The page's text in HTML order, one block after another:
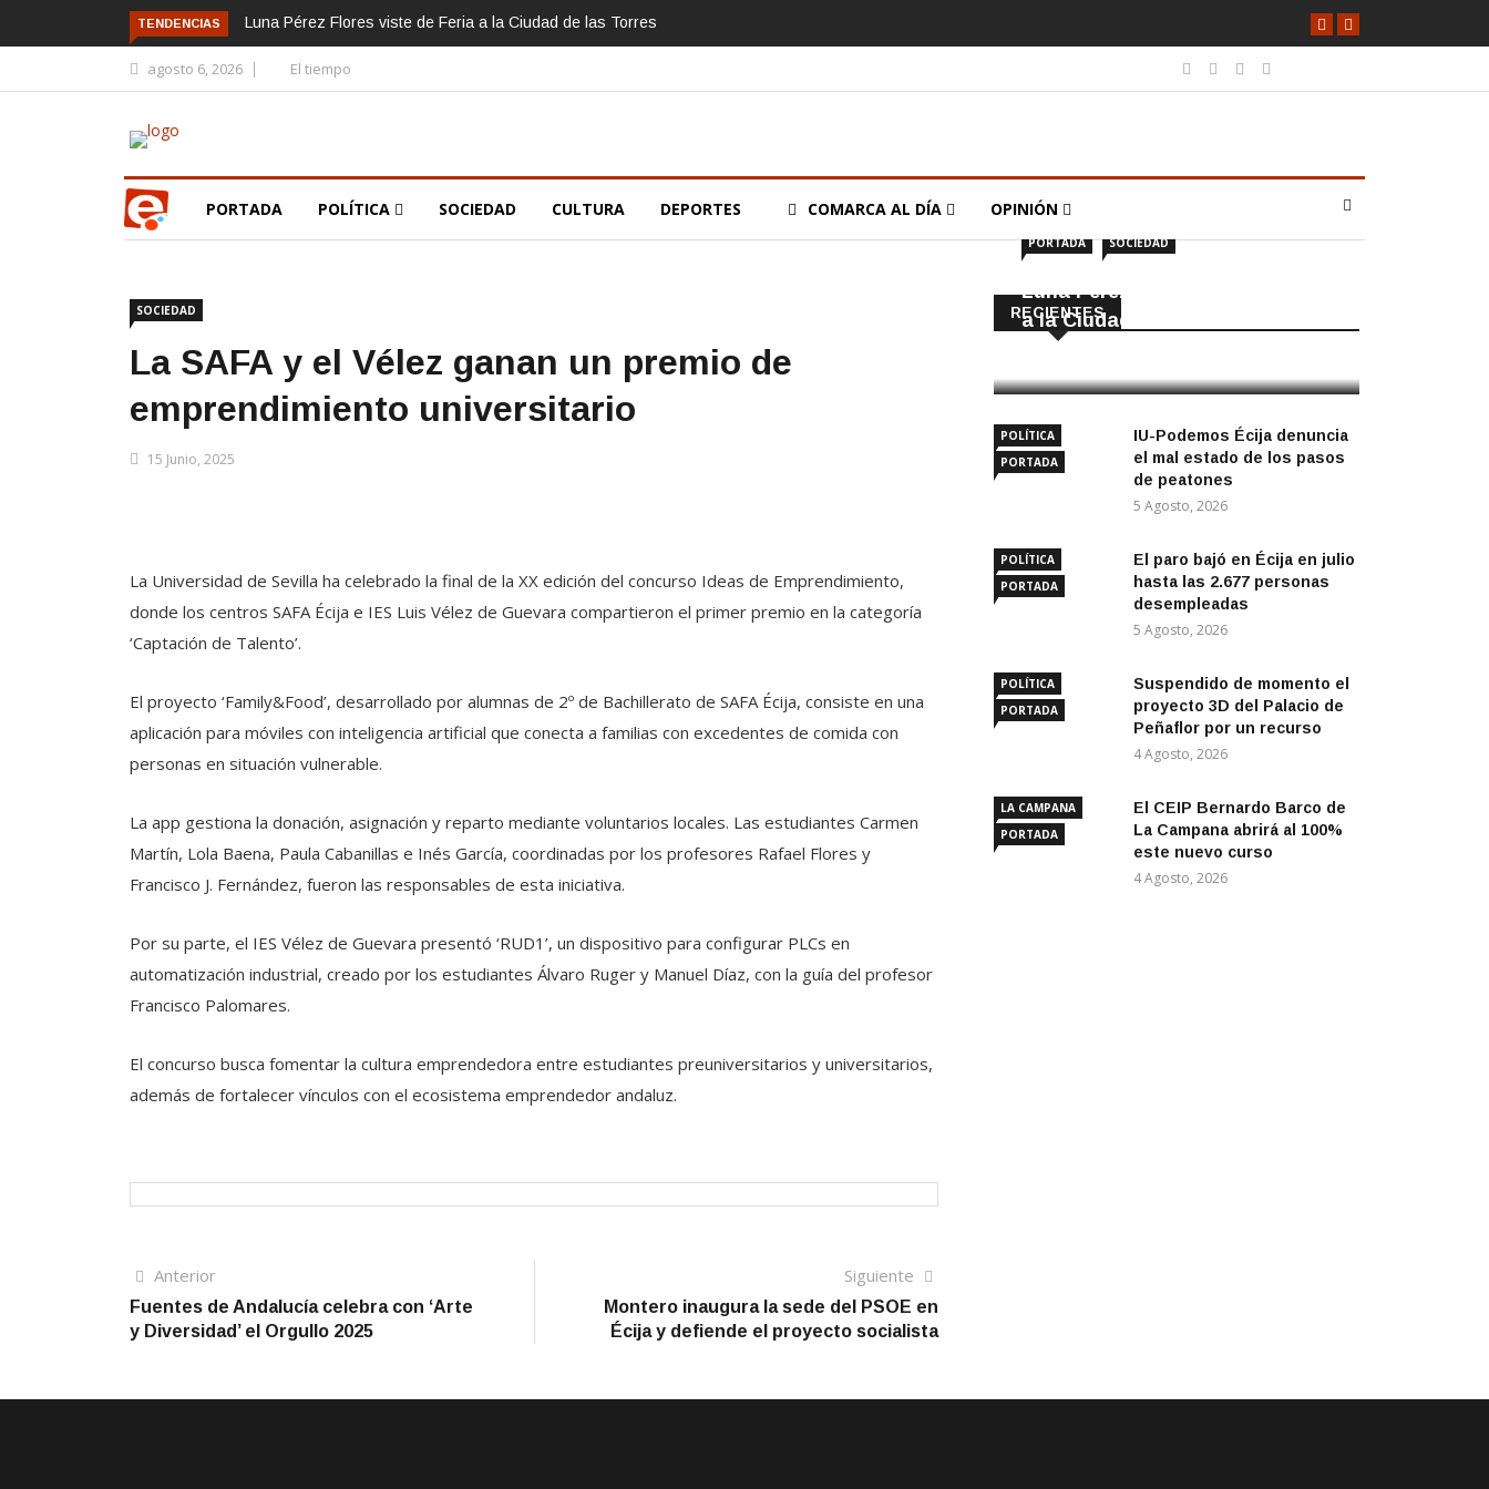
TENDENCIAS Luna Pérez Flores viste de Feria a la Ciudad de las Torres
agosto 6, 2026 El tiempo
PORTADA POLÍTICA SOCIEDAD CULTURA DEPORTES COMARCA AL DÍA OPINIÓN
SOCIEDAD
La SAFA y el Vélez ganan un premio de
emprendimiento universitario
15 Junio, 2025
La Universidad de Sevilla ha celebrado la final de la XX edición del concurso Ideas de Emprendimiento,
donde los centros SAFA Écija e IES Luis Vélez de Guevara compartieron el primer premio en la categoría
‘Captación de Talento’.
El proyecto ‘Family&Food’, desarrollado por alumnas de 2º de Bachillerato de SAFA Écija, consiste en una
aplicación para móviles con inteligencia artificial que conecta a familias con excedentes de comida con
personas en situación vulnerable.
La app gestiona la donación, asignación y reparto mediante voluntarios locales. Las estudiantes Carmen
Martín, Lola Baena, Paula Cabanillas e Inés García, coordinadas por los profesores Rafael Flores y
Francisco J. Fernández, fueron las responsables de esta iniciativa.
Por su parte, el IES Vélez de Guevara presentó ‘RUD1’, un dispositivo para configurar PLCs en
automatización industrial, creado por los estudiantes Álvaro Ruger y Manuel Díaz, con la guía del profesor
Francisco Palomares.
El concurso busca fomentar la cultura emprendedora entre estudiantes preuniversitarios y universitarios,
además de fortalecer vínculos con el ecosistema emprendedor andaluz.
Navegación
de
AnteriorArtículo
anterior
Fuentes de Andalucía celebra con ‘Arte
y Diversidad’ el Orgullo 2025
Siguiente
Montero inaugura la sede del PSOE en
Écija y defiende el proyecto socialista
RECIENTES
PORTADA SOCIEDAD
Luna Pérez Flores viste de Feria
a la Ciudad de las Torres
POLÍTICA
PORTADA
IU-Podemos Écija denuncia
el mal estado de los pasos
de peatones
5 Agosto, 2026
POLÍTICA
PORTADA
El paro bajó en Écija en julio
hasta las 2.677 personas
desempleadas
5 Agosto, 2026
POLÍTICA
PORTADA
Suspendido de momento el
proyecto 3D del Palacio de
Peñaflor por un recurso
4 Agosto, 2026
LA CAMPANA
PORTADA
El CEIP Bernardo Barco de
La Campana abrirá al 100%
este nuevo curso
4 Agosto, 2026